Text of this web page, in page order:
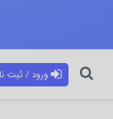
ورود / ثبت